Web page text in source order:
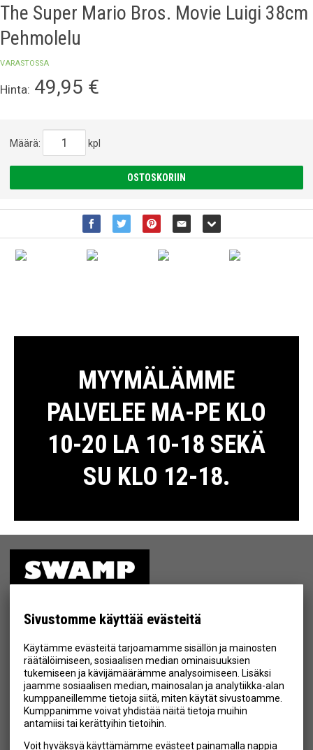
Sivustomme käyttää evästeitä
Käytämme evästeitä tarjoamamme sisällön ja mainosten
räätälöimiseen, sosiaalisen median ominaisuuksien
tukemiseen ja kävijämäärämme analysoimiseen. Lisäksi
jaamme sosiaalisen median, mainosalan ja analytiikka-alan
kumppaneillemme tietoja siitä, miten käytät sivustoamme.
Kumppanimme voivat yhdistää näitä tietoja muihin
antamiisi tai kerättyihin tietoihin.
Voit hyväksyä käyttämämme evästeet painamalla nappia
The Super Mario Bros. Movie Luigi 38cm
Pehmolelu
VARASTOSSA
Hinta: 49,95 €
Määrä: kpl
OSTOSKORIIN
MYYMÄLÄMME
PALVELEE MA-PE KLO
10-20 LA 10-18 SEKÄ
SU KLO 12-18.
MYYMÄLÄ
YHTEYSTIEDOT
Hyväksyn henkilötietojen tallentamisen (
Tilaa